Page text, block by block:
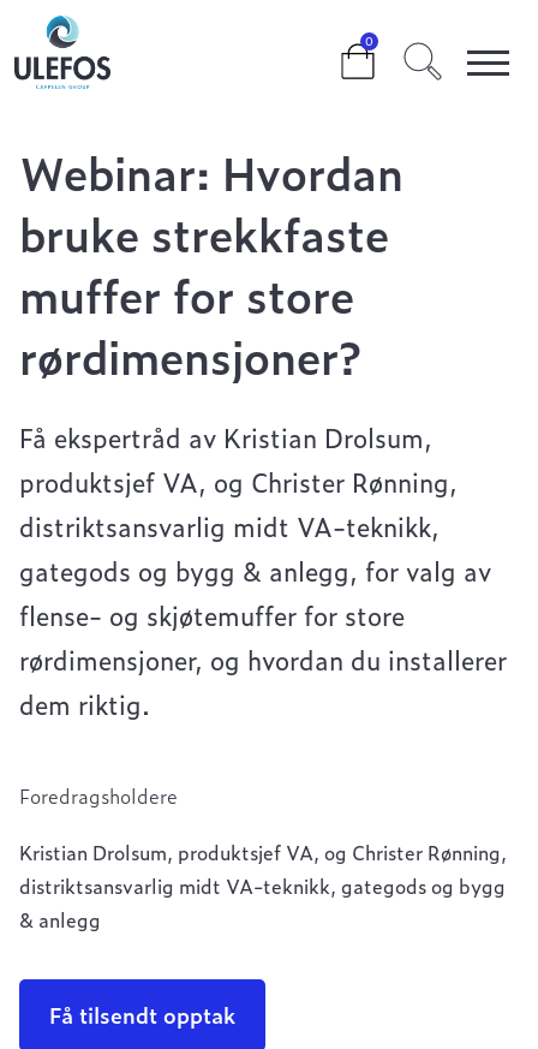
0
WEBINAR: HVORDAN BRUKE STREKKFASTE MUFFER
FOR STORE RØRDIMENSJONER?
Webinar: Hvordan
bruke strekkfaste
muffer for store
rørdimensjoner?
Få ekspertråd av Kristian Drolsum,
produktsjef VA, og Christer Rønning,
distriktsansvarlig midt VA-teknikk,
gategods og bygg & anlegg, for valg av
flense- og skjøtemuffer for store
rørdimensjoner, og hvordan du installerer
dem riktig.
Foredragsholdere
Kristian Drolsum, produktsjef VA, og Christer Rønning,
distriktsansvarlig midt VA-teknikk, gategods og bygg
& anlegg
Få tilsendt opptak